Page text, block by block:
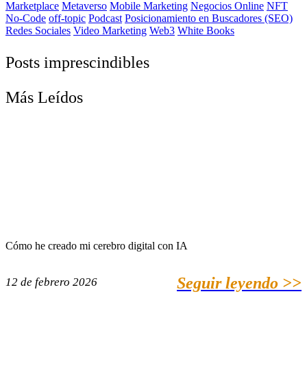
Marketplace Metaverso Mobile Marketing Negocios Online NFT
No-Code off-topic Podcast Posicionamiento en Buscadores (SEO)
Redes Sociales Video Marketing Web3 White Books
Posts imprescindibles
Más Leídos
Cómo he creado mi cerebro digital con IA
12 de febrero 2026 Seguir leyendo >>